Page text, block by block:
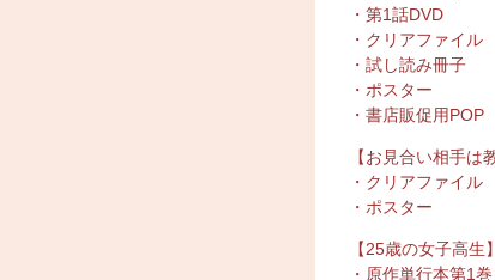
・第1話DVD
・クリアファイル
・試し読み冊子
・ポスター
・書店販促用POP
【お見合い相手は
・クリアファイル
・ポスター
【25歳の女子高生】
・原作単行本第1巻